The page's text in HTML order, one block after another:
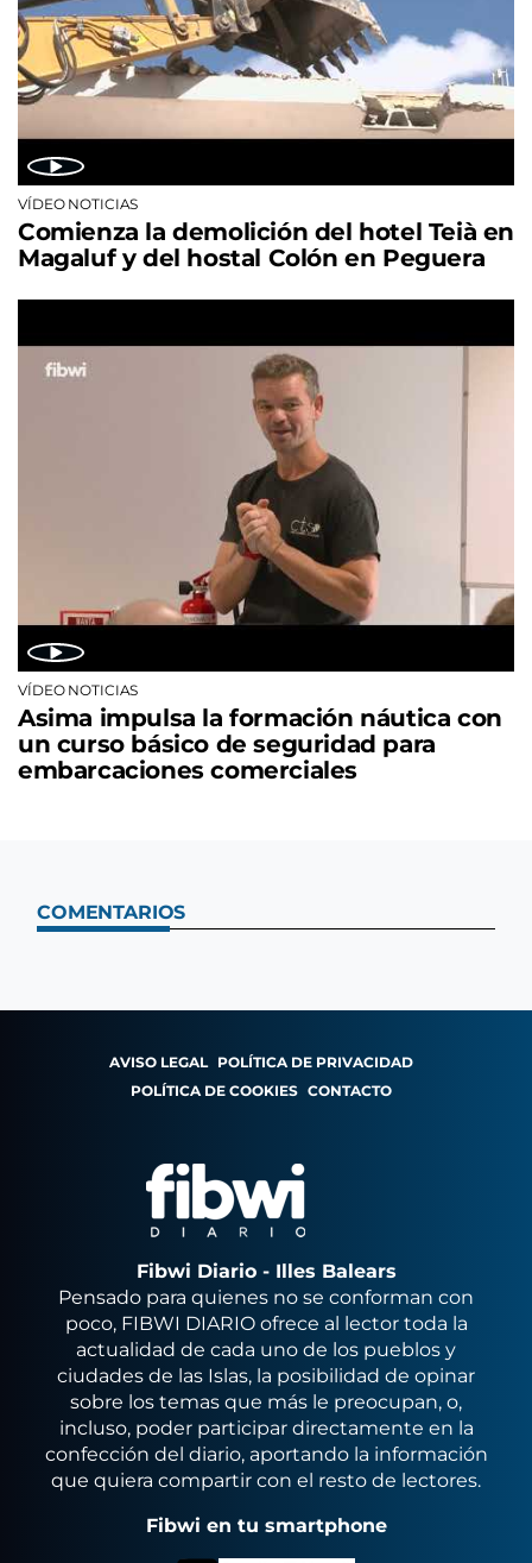
VÍDEO NOTICIAS
Comienza la demolición del hotel Teià en
Magaluf y del hostal Colón en Peguera
VÍDEO NOTICIAS
Asima impulsa la formación náutica con
un curso básico de seguridad para
embarcaciones comerciales
COMENTARIOS
AVISO LEGAL POLÍTICA DE PRIVACIDAD
POLÍTICA DE COOKIES CONTACTO
Fibwi Diario - Illes Balears
Pensado para quienes no se conforman con
poco, FIBWI DIARIO ofrece al lector toda la
actualidad de cada uno de los pueblos y
ciudades de las Islas, la posibilidad de opinar
sobre los temas que más le preocupan, o,
incluso, poder participar directamente en la
confección del diario, aportando la información
que quiera compartir con el resto de lectores.
Fibwi en tu smartphone